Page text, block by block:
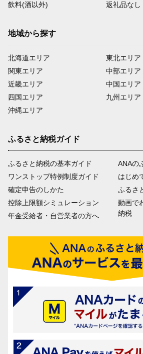
飲料(酒以外)
返礼品なし
地域から探す
北海道エリア
関東エリア
近畿エリア
四国エリア
沖縄エリア
東北エリア
中部エリア
中国エリア
九州エリア
ふるさと納税ガイド
ふるさと納税の基本ガイド
ワンストップ特例制度ガイド
確定申告のしかた
控除上限額シミュレーション
年金受給者・自営業者の方へ
ANAの
はじめ
ふるさ
動画で
納税